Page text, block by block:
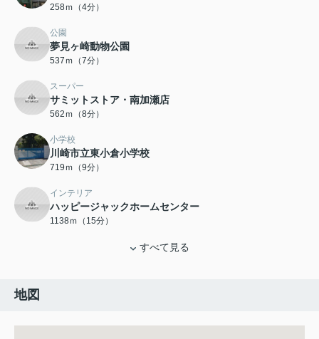
258ｍ（4分）
公園
夢見ヶ崎動物公園
537ｍ（7分）
スーパー
サミットストア・南加瀬店
562ｍ（8分）
小学校
川崎市立東小倉小学校
719ｍ（9分）
インテリア
ハッピージャックホームセンター
1138ｍ（15分）
すべて見る
地図